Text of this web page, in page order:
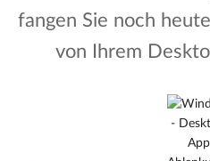
fangen Sie noch
von Ihrem